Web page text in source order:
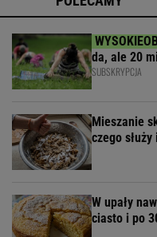
da, ale 20
SUBSKRYPCJA
Mieszanie
czego
W upały
ciasto i po